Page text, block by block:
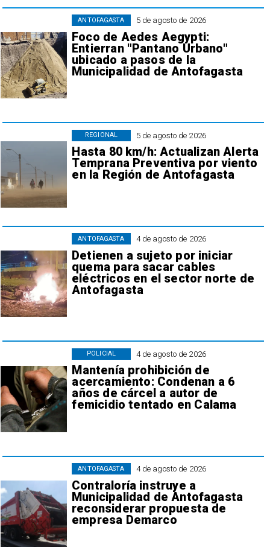
5 de agosto de 2026
Foco de Aedes Aegypti:
Entierran "Pantano Urbano"
ubicado a pasos de la
Municipalidad de Antofagasta
ANTOFAGASTA
5 de agosto de 2026
Hasta 80 km/h: Actualizan Alerta
Temprana Preventiva por viento
en la Región de Antofagasta
REGIONAL
4 de agosto de 2026
Detienen a sujeto por iniciar
quema para sacar cables
eléctricos en el sector norte de
Antofagasta
ANTOFAGASTA
4 de agosto de 2026
Mantenía prohibición de
acercamiento: Condenan a 6
años de cárcel a autor de
femicidio tentado en Calama
POLICIAL
4 de agosto de 2026
Contraloría instruye a
Municipalidad de Antofagasta
reconsiderar propuesta de
empresa Demarco
ANTOFAGASTA